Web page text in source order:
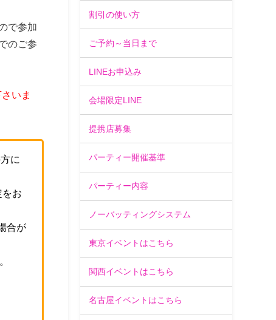
で参加
のご参
いま
に
をお
合が
割引の使い方
ご予約～当日まで
LINEお申込み
会場限定LINE
提携店募集
パーティー開催基準
パーティー内容
ノーバッティングシステム
東京イベントはこちら
関西イベントはこちら
名古屋イベントはこちら